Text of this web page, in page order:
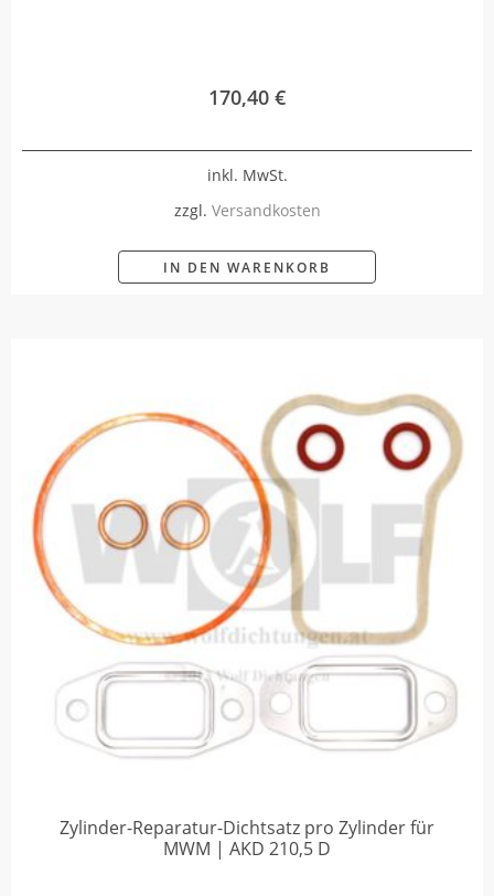
170,40 €
inkl. MwSt.
zzgl. Versandkosten
IN DEN WARENKORB
Zylinder-Reparatur-Dichtsatz pro Zylinder für
MWM | AKD 210,5 D